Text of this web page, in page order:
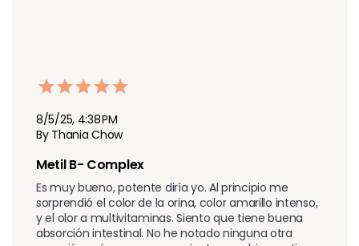
8/5/25, 4:38 PM
By Thania Chow
Metil B- Complex
Es muy bueno, potente diría yo. Al principio me
sorprendió el color de la orina, color amarillo intenso,
y el olor a multivitaminas. Siento que tiene buena
absorción intestinal. No he notado ninguna otra